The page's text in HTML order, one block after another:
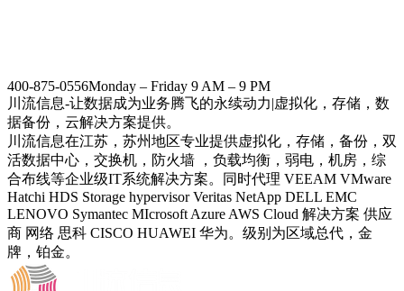
400-875-0556Monday – Friday 9 AM – 9 PM
川流信息-让数据成为业务腾飞的永续动力|虚拟化，存储，数
据备份，云解决方案提供。
川流信息在江苏，苏州地区专业提供虚拟化，存储，备份，双
活数据中心，交换机，防火墙 ，负载均衡，弱电，机房，综
合布线等企业级IT系统解决方案。同时代理 VEEAM VMware
Hatchi HDS Storage hypervisor Veritas NetApp DELL EMC
LENOVO Symantec MIcrosoft Azure AWS Cloud 解决方案 供应
商 网络 思科 CISCO HUAWEI 华为。级别为区域总代，金
牌，铂金。